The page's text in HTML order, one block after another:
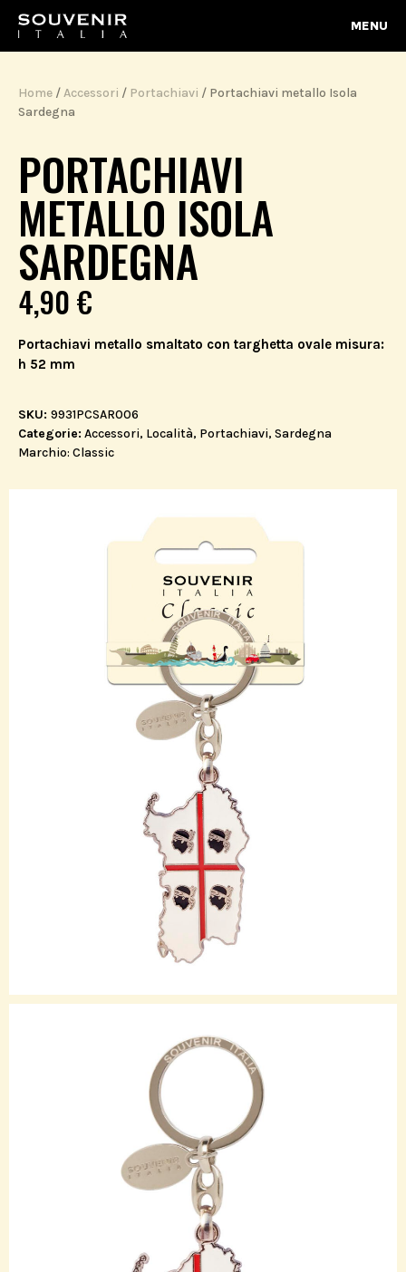
MENU
Home /Accessori / Portachiavi / Portachiavi metallo Isola
Sardegna
PORTACHIAVI
METALLO ISOLA
SARDEGNA
4,90€
Portachiavi metallo smaltato con targhetta ovale misura:
h 52 mm
SKU: 9931PCSAR006
Categorie: Accessori, Località, Portachiavi, Sardegna
Marchio: Classic